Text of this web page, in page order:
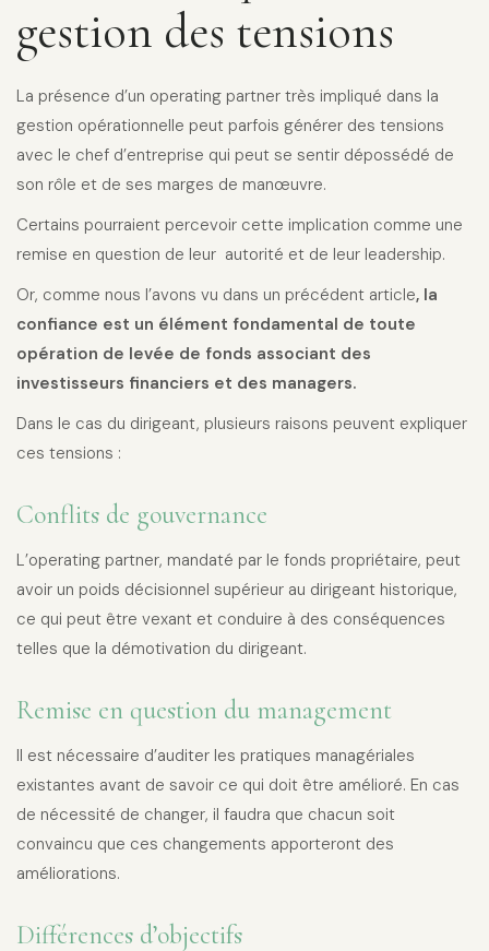
gestion des tensions
La présence d’un operating partner très impliqué dans la
gestion opérationnelle peut parfois générer des tensions
avec le chef d’entreprise qui peut se sentir dépossédé de
son rôle et de ses marges de manœuvre.
Certains pourraient percevoir cette implication comme une
remise en question de leur autorité et de leur leadership.
Or, comme nous l’avons vu dans un précédent article, la
confiance est un élément fondamental de toute
opération de levée de fonds associant des
investisseurs financiers et des managers.
Dans le cas du dirigeant, plusieurs raisons peuvent expliquer
ces tensions :
Conflits de gouvernance
L’operating partner, mandaté par le fonds propriétaire, peut
avoir un poids décisionnel supérieur au dirigeant historique,
ce qui peut être vexant et conduire à des conséquences
telles que la démotivation du dirigeant.
Remise en question du management
Il est nécessaire d’auditer les pratiques managériales
existantes avant de savoir ce qui doit être amélioré. En cas
de nécessité de changer, il faudra que chacun soit
convaincu que ces changements apporteront des
améliorations.
Différences d’objectifs